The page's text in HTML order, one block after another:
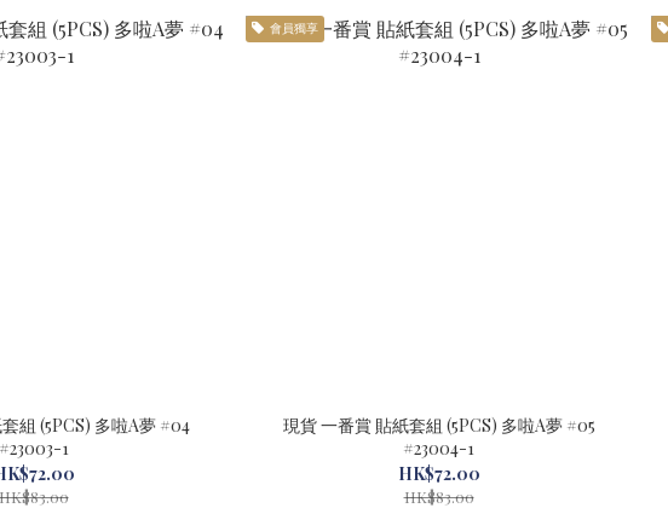
組 (5PCS) 多啦A夢 #04
#23003-1
會員獨享
現貨 一番賞 貼紙套組 (5PCS) 多啦A夢 #05
#23004-1
HK$72.00
HK$83.00